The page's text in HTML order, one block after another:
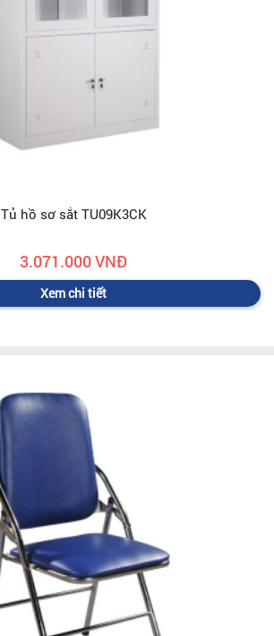
Tủ hồ sơ sắt TU09K3CK
3.071.000 VNĐ
Xem chi tiết